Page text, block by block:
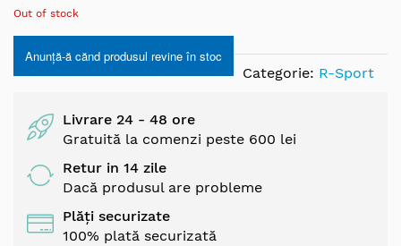
beginning
of
the
images
Out of stock
Anunță-ă cănd produsul revine în stoc
Categorie: R-Sport
Livrare 24 - 48 ore
Gratuită la comenzi peste 600 lei
Retur in 14 zile
Dacă produsul are probleme
Plăți securizate
100% plată securizată